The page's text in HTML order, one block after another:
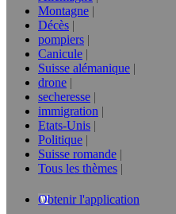
Montagne
Décès
pompiers
Canicule
Suisse alémanique
drone
secheresse
immigration
Etats-Unis
Politique
Suisse romande
Tous les thèmes
Obtenir l'application